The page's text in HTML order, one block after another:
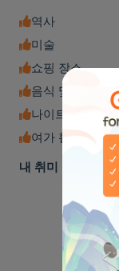
역사
미술
쇼핑 장소
음식 및 음료
나이트라이프
여가 활동
내 취미
🏈
스포츠